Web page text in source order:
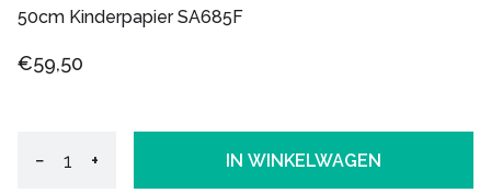
50cm Kinderpapier SA685F
€59,50
− + IN WINKELWAGEN